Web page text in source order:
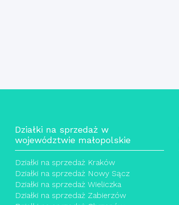
Działki na sprzedaż w
województwie małopolskie
Działki na sprzedaż Kraków
Działki na sprzedaż Nowy Sącz
Działki na sprzedaż Wieliczka
Działki na sprzedaż Zabierzów